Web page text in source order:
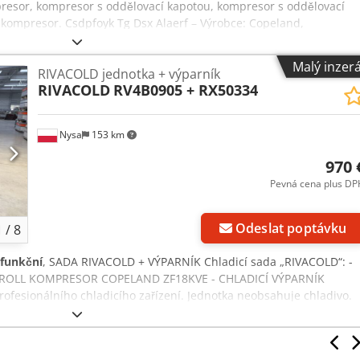
kompresor s oddělovací kapotou, kompresor s oddělovací
Csdpfoyk Tg Dsx Alaerf – Výrobce: Copeland,
TWD-561 – Napětí: 380–420 V / 50 Hz – Technické údaje: viz
– Cena: za kus – Rozměry: 380/330/V550 mm –
Malý
/8
Nysa 153 km
RIVACOLD jednotka + výparník
RIVACOLD RV4B0905 + RX50334
970
Pevná cena plus
Odeslat poptávku
, SADA RIVACOLD + VÝPARNÍK Chladicí sada „RIVACOLD“: -
KOMPRESOR COPELAND ZF18KVE - CHLADICÍ VÝPARNÍK
chladicího zařízení. Jednotka neobsahuje chladivo.
a především na vzdálenosti. Pro dotazy jsou důležité
název obce). Pro další podrobnosti je však nutný telefonický
dopravy a dalších způsobech přepravy telefonicky. Naše